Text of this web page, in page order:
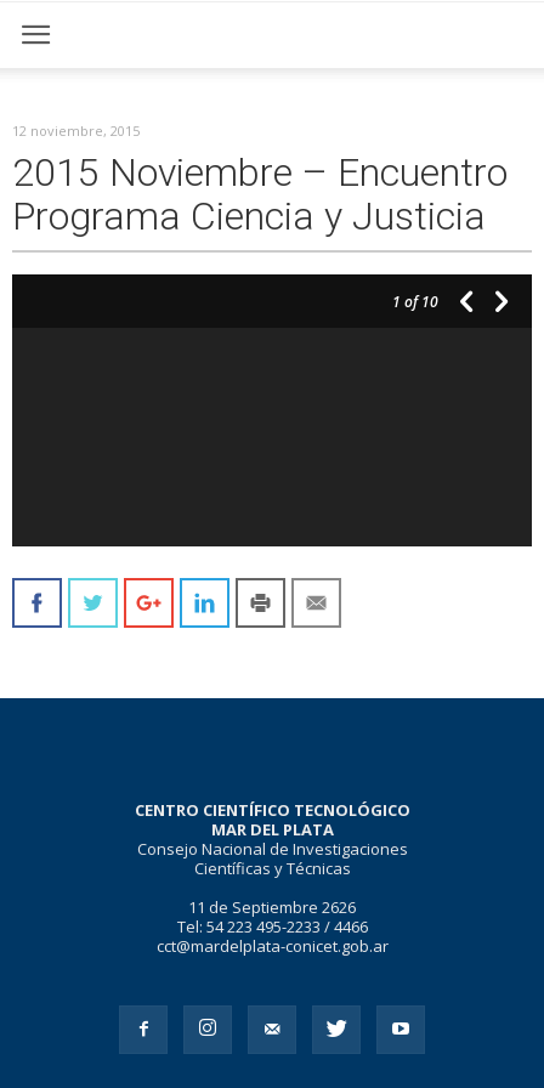
12 noviembre, 2015
2015 Noviembre – Encuentro
Programa Ciencia y Justicia
1 of 10
CENTRO CIENTÍFICO TECNOLÓGICO
MAR DEL PLATA
Consejo Nacional de Investigaciones
Científicas y Técnicas
11 de Septiembre 2626
Tel: 54 223 495-2233 / 4466
cct@mardelplata-conicet.gob.ar